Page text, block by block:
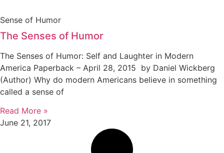
Sense of Humor
The Senses of Humor
The Senses of Humor: Self and Laughter in Modern
America Paperback – April 28, 2015 by Daniel Wickberg
(Author) Why do modern Americans believe in something
called a sense of
Read More »
June 21, 2017